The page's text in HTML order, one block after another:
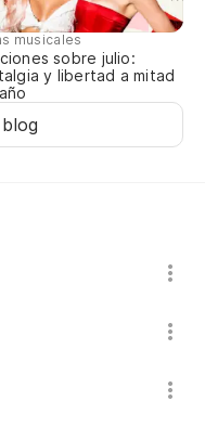
musicales
sobre julio:
y libertad a mitad